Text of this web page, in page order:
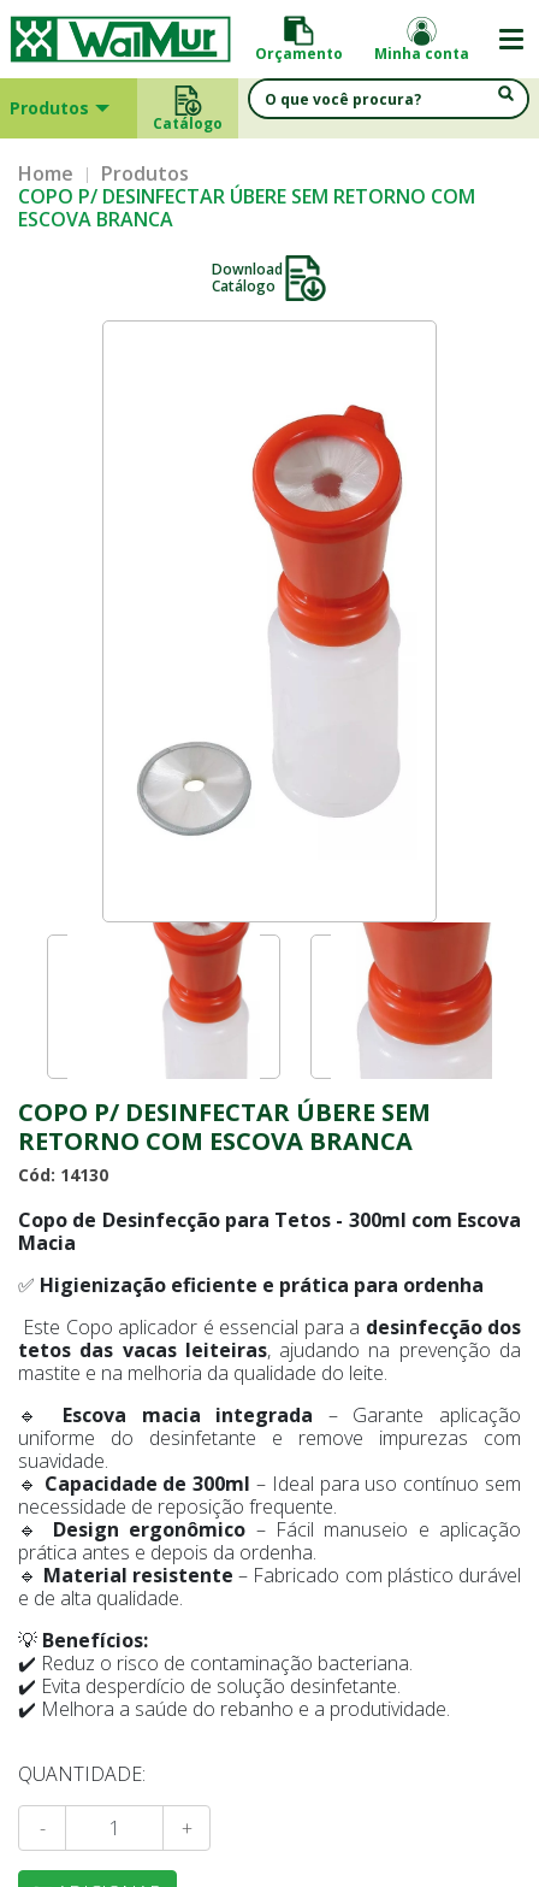
Orçamento Minha conta
Produtos
Catálogo
Home
Produtos
COPO P/ DESINFECTAR ÚBERE SEM RETORNO COM
ESCOVA BRANCA
Download
Catálogo
COPO P/ DESINFECTAR ÚBERE SEM
RETORNO COM ESCOVA BRANCA
Cód: 14130
Copo de Desinfecção para Tetos - 300ml com Escova
Macia
✅ Higienização eficiente e prática para ordenha
Este Copo aplicador é essencial para a desinfecção dos
tetos das vacas leiteiras, ajudando na prevenção da
mastite e na melhoria da qualidade do leite.
🔹 Escova macia integrada – Garante aplicação
uniforme do desinfetante e remove impurezas com
suavidade.
🔹 Capacidade de 300ml – Ideal para uso contínuo sem
necessidade de reposição frequente.
🔹 Design ergonômico – Fácil manuseio e aplicação
prática antes e depois da ordenha.
🔹 Material resistente – Fabricado com plástico durável
e de alta qualidade.
💡 Benefícios:
✔️ Reduz o risco de contaminação bacteriana.
✔️ Evita desperdício de solução desinfetante.
✔️ Melhora a saúde do rebanho e a produtividade.
QUANTIDADE:
- +